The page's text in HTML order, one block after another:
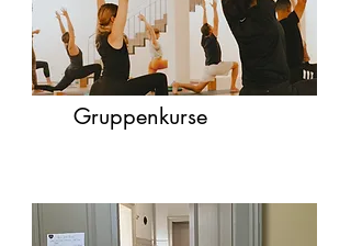
Gruppenkurse